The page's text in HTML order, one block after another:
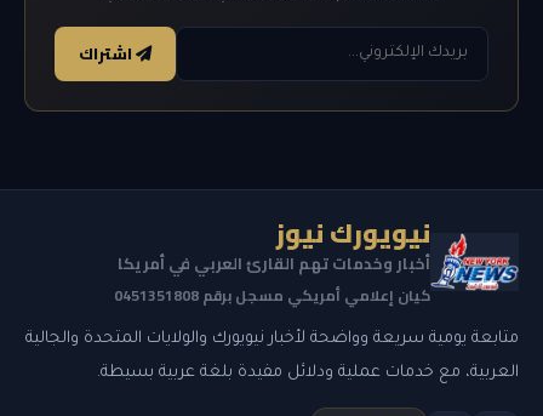
اشتراك
نيويورك نيوز
أخبار وخدمات تهم القارئ العربي في أمريكا
كيان إعلامي أمريكي مسجل برقم 0451351808
متابعة يومية سريعة وواضحة لأخبار نيويورك والولايات المتحدة والجالية
العربية، مع خدمات عملية ودلائل مفيدة بلغة عربية بسيطة.